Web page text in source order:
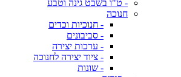
- ט"ו בשבט גינה וטבע
חנוכה
- חנוכיות וכדים
- סביבונים
- ערכות יצירה
- ציוד יצירה לחנוכה
- שונות